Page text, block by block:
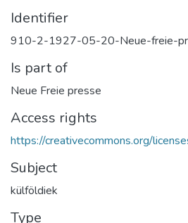
Identifier
910-2-1927-05-20-Neue-freie-
Is part of
Neue Freie presse
Access rights
https://creativecommons.org/
Subject
külföldiek
Type